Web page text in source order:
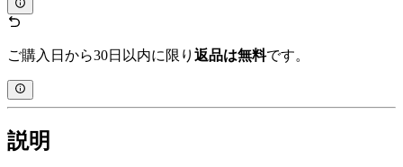
ご購入日から30日以内に限り 返品は無料です。
説明